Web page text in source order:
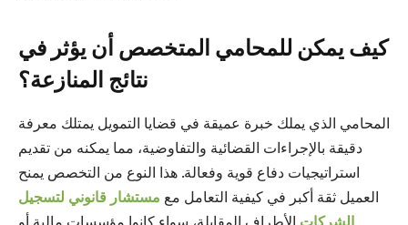
كيف يمكن للمحامي المتخصص أن يؤثر في
نتائج المنازعة؟
المحامي الذي يملك خبرة عميقة في قضايا التمويل يمتلك معرفة
دقيقة بالإجراءات القضائية والتفاوضية، مما يمكنه من تقديم
استراتيجيات دفاع قوية وفعالة. هذا النوع من التخصص يمنح
العميل ثقة أكبر في كيفية التعامل مع مستشار قانوني لتسجيل